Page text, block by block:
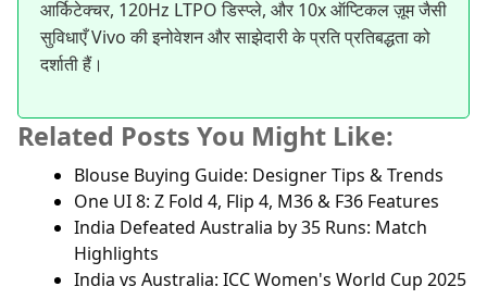
आर्किटेक्चर, 120Hz LTPO डिस्प्ले, और 10x ऑप्टिकल ज़ूम जैसी
सुविधाएँ Vivo की इनोवेशन और साझेदारी के प्रति प्रतिबद्धता को
दर्शाती हैं।
Related Posts You Might Like:
Blouse Buying Guide: Designer Tips & Trends
One UI 8: Z Fold 4, Flip 4, M36 & F36 Features
India Defeated Australia by 35 Runs: Match
Highlights
India vs Australia: ICC Women's World Cup 2025